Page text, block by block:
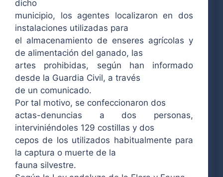
dicho
municipio, los agentes localizaron en dos
instalaciones utilizadas para
el almacenamiento de enseres agrícolas y
de alimentación del ganado, las
artes prohibidas, según han informado
desde la Guardia Civil, a través
de un comunicado.
Por tal motivo, se confeccionaron dos
actas-denuncias a dos personas,
interviniéndoles 129 costillas y dos
cepos de los utilizados habitualmente para
la captura o muerte de la
fauna silvestre.